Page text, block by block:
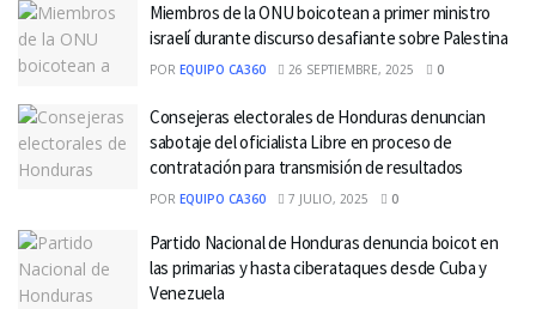
Miembros de la ONU boicotean a primer ministro
israelí durante discurso desafiante sobre Palestina
POR EQUIPO CA360 26 SEPTIEMBRE, 2025 0
Consejeras electorales de Honduras denuncian
sabotaje del oficialista Libre en proceso de
contratación para transmisión de resultados
POR EQUIPO CA360 7 JULIO, 2025 0
Partido Nacional de Honduras denuncia boicot en
las primarias y hasta ciberataques desde Cuba y
Venezuela